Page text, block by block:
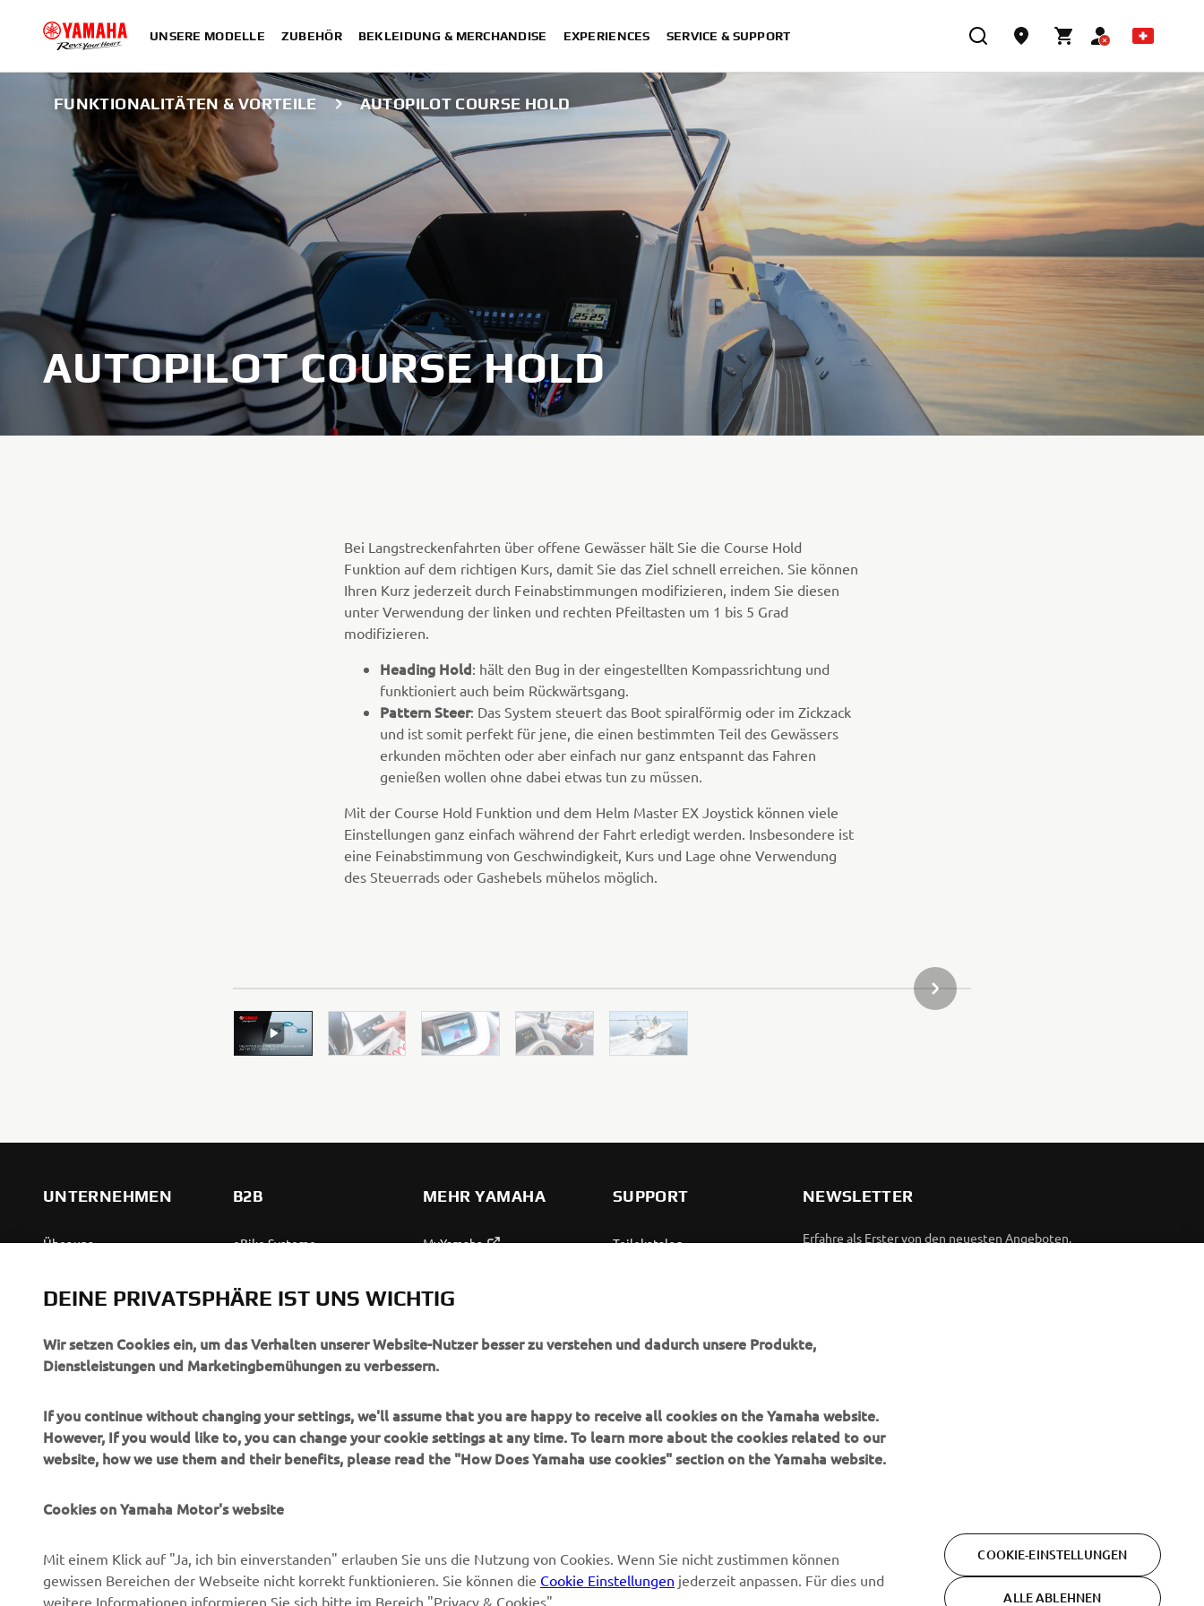
UNSERE MODELLE ZUBEHÖR BEKLEIDUNG & MERCHANDISE EXPERIENCES SERVICE & SUPPORT
FUNKTIONALITÄTEN & VORTEILE AUTOPILOT COURSE HOLD
AUTOPILOT COURSE HOLD
Bei Langstreckenfahrten über offene Gewässer hält Sie die Course Hold
Funktion auf dem richtigen Kurs, damit Sie das Ziel schnell erreichen. Sie können
Ihren Kurz jederzeit durch Feinabstimmungen modifizieren, indem Sie diesen
unter Verwendung der linken und rechten Pfeiltasten um 1 bis 5 Grad
modifizieren.
Heading Hold: hält den Bug in der eingestellten Kompassrichtung und
funktioniert auch beim Rückwärtsgang.
Pattern Steer: Das System steuert das Boot spiralförmig oder im Zickzack
und ist somit perfekt für jene, die einen bestimmten Teil des Gewässers
erkunden möchten oder aber einfach nur ganz entspannt das Fahren
genießen wollen ohne dabei etwas tun zu müssen.
Mit der Course Hold Funktion und dem Helm Master EX Joystick können viele
Einstellungen ganz einfach während der Fahrt erledigt werden. Insbesondere ist
eine Feinabstimmung von Geschwindigkeit, Kurs und Lage ohne Verwendung
des Steuerrads oder Gashebels mühelos möglich.
NÄCHSTER ARTIKEL DER GALERIE
UNTERNEHMEN
Über uns
Veranstaltungen
Press
Broschüren
Händler werden
Menschenrechtsrichtlinie
Grundlegende
Whistleblower-Kanal
B2B
eBike Systeme
Leichte Fahrzeuge
Ersthelferinnen und
Ersthelfer
Robotics
Partnerschaften
für unabhängige Partner
Sheets
MEHR YAMAHA
MyYamaha
Yamaha Racing
Yamaha Motor Global
Mobile Anwendungen
SUPPORT
Teilekatalog
Umgang mit Altbatterien
NEWSLETTER
Erfahre als Erster von den neuesten Angeboten,
Lesen Sie unsere Datenschutzrichtlinie, um zu erfahren, wie wir
DEINE PRIVATSPHÄRE IST UNS WICHTIG
Wir setzen Cookies ein, um das Verhalten unserer Website-Nutzer besser zu verstehen und dadurch unsere Produkte,
Dienstleistungen und Marketingbemühungen zu verbessern.
If you continue without changing your settings, we'll assume that you are happy to receive all cookies on the Yamaha website.
However, If you would like to, you can change your cookie settings at any time. To learn more about the cookies related to our
website, how we use them and their benefits, please read the "How Does Yamaha use cookies" section on the Yamaha website.
Cookies on Yamaha Motor's website
Mit einem Klick auf "Ja, ich bin einverstanden" erlauben Sie uns die Nutzung von Cookies. Wenn Sie nicht zustimmen können
gewissen Bereichen der Webseite nicht korrekt funktionieren. Sie können die Cookie Einstellungen jederzeit anpassen. Für dies und
weitere Informationen informieren Sie sich bitte im Bereich "Privacy & Cookies".
COOKIE-EINSTELLUNGEN
ALLE ABLEHNEN